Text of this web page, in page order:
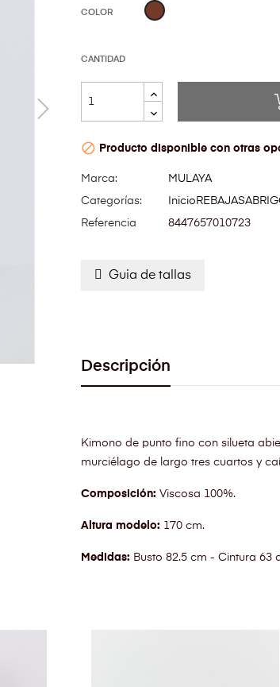
COLOR MARRÓN
CANTIDAD
 Producto disponible con otras
Marca:
MULAYA
Categorías:
Inicio REBAJAS
Referencia
8447657010723
Guia de tallas
Descripción
Kimono de punto fino con silueta
murciélago de largo tres cuartos y
Composición: Viscosa 100%.
Altura modelo: 170 cm.
Medidas: Busto 82.5 cm - Cintura 63